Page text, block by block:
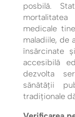
posbilă.
medicale
maladiile, de
însărcinate
accesibilă
dezvolta
sănătății
tradiționale